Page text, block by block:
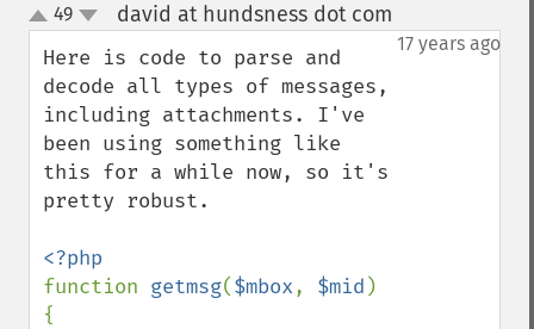
up
down
49 david at hundsness dot com
17 years ago
Here is code to parse and
decode all types of messages,
including attachments. I've
been using something like
this for a while now, so it's
pretty robust.
function getmsg($mbox, $mid )
{